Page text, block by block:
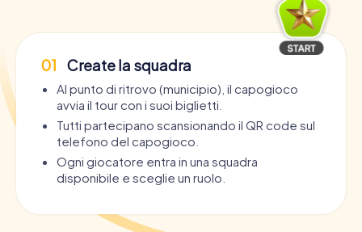
01 Create la squadra
Al punto di ritrovo (municipio), il capogioco
avvia il tour con i suoi biglietti.
Tutti partecipano scansionando il QR code sul
telefono del capogioco.
Ogni giocatore entra in una squadra
disponibile e sceglie un ruolo.